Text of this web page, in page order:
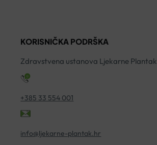
BOŽUROM
200ML
KORISNIČKA PODRŠKA
Zdravstvena ustanova Ljekarne Plantak
+385 33 554 001
info@ljekarne-plantak.hr